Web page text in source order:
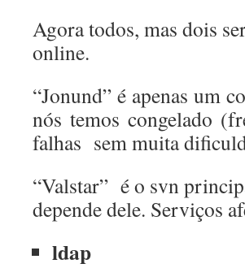
Agora todos, mas dois
online.
“Jonund” é apenas um
nós temos congelado
falhas sem muita
“Valstar” é o svn
depende dele. Serviços
ldap